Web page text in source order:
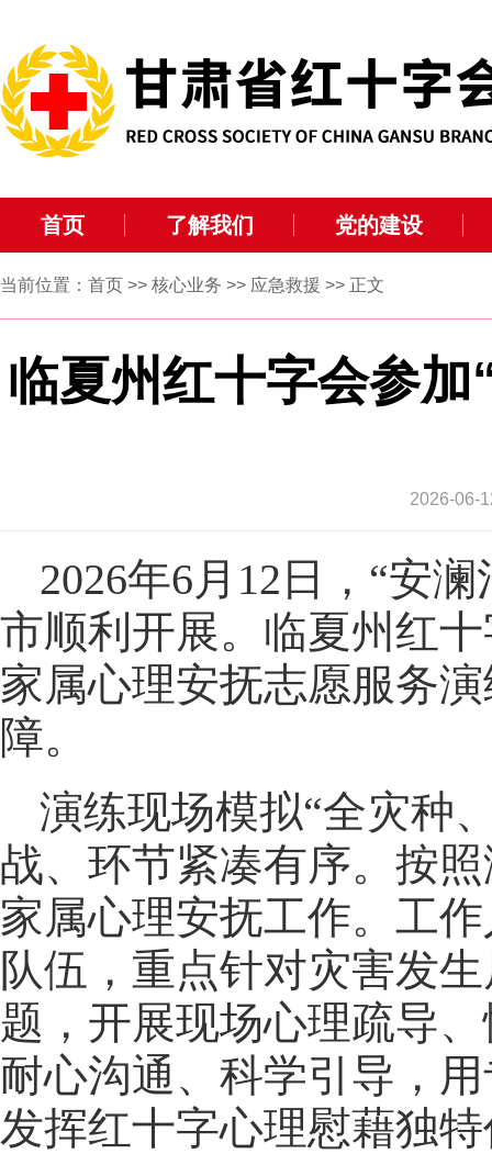
首页 了解我们 党的建设
当前位置： 首页 >> 核心业务 >> 应急救援 >> 正文
临夏州红十字会参
2026-06-
2026年6月12日，“安
市顺利开展。临夏州红
家属心理安抚志愿服务
障。
演练现场模拟“全灾种
战、环节紧凑有序。按
家属心理安抚工作。工
队伍，重点针对灾害发
题，开展现场心理疏导
耐心沟通、科学引导，
发挥红十字心理慰藉独